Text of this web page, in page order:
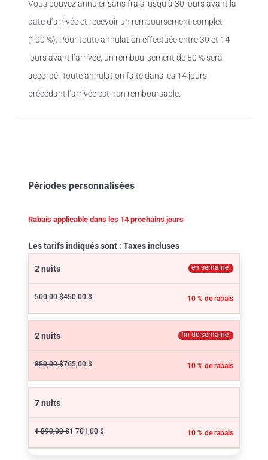
Vous pouvez annuler sans frais jusqu’à 30 jours avant la
date d’arrivée et recevoir un remboursement complet
(100 %). Pour toute annulation effectuée entre 30 et 14
jours avant l’arrivée, un remboursement de 50 % sera
accordé. Toute annulation faite dans les 14 jours
précédant l’arrivée est non remboursable.
Périodes personnalisées
Rabais applicable dans les 14 prochains jours
Les tarifs indiqués sont : Taxes incluses
2 nuits en semaine
500,00 $450,00 $ 10 % de rabais
2 nuits fin de semaine
850,00 $765,00 $ 10 % de rabais
7 nuits
1 890,00 $1 701,00 $ 10 % de rabais